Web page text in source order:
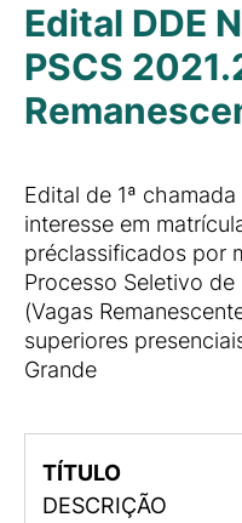
Edital DDE
PSCS
Edital de 1ª
interesse em
préclassificados por
Processo Seletivo
(Vagas
superiores
Grande
TÍTULO
DESCRIÇÃO